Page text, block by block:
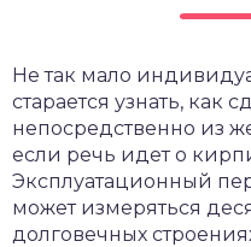
Не так мало
старается узнать, как
непосредственно из
если речь идет о
Эксплуатационный
может измеряться
долговечных